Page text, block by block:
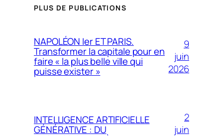
PLUS DE PUBLICATIONS
NAPOLÉON Ier ET PARIS.
Transformer la capitale pour en
faire « la plus belle ville qui
puisse exister »
9
juin
2026
INTELLIGENCE ARTIFICIELLE
GÉNÉRATIVE : DU
2
juin